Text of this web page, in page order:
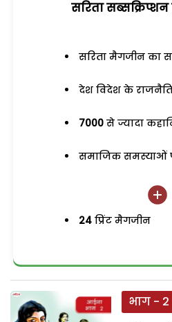
सरिता
सरिता मैगजीन का
देश विदेश के
7000 से ज्यादा
समाजिक समस्याओं
24 प्रिंट मैगजीन
भाग - 2